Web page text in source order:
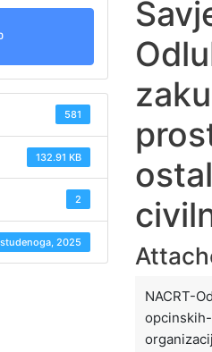
581
132.91 KB
2
2025
NACRT-